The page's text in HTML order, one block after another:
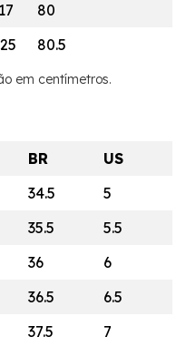
80
80.5
em centímetros.
BR
US
34.5
5
35.5
5.5
36
6
36.5
6.5
37.5
7